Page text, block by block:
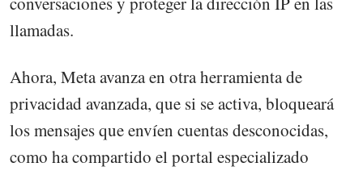
llamadas.
Ahora, Meta avanza en otra herramienta de
privacidad avanzada, que si se activa, bloqueará
los mensajes que envíen cuentas desconocidas,
como ha compartido el portal especializado